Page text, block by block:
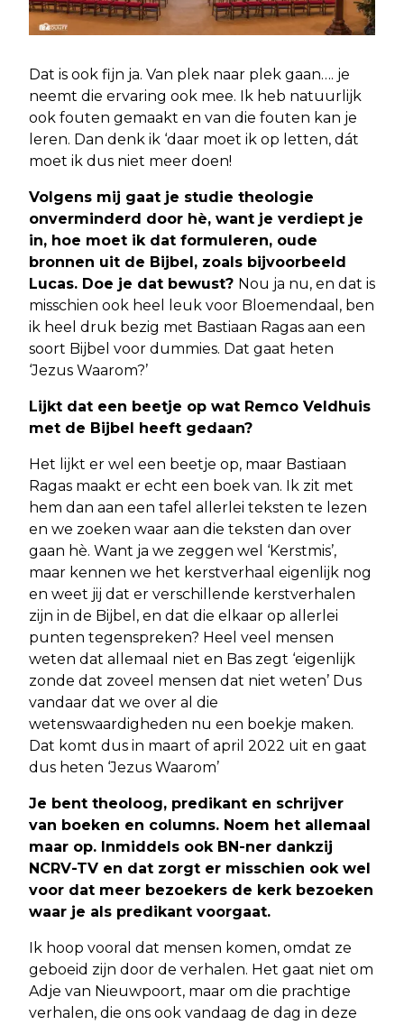
Dat is ook fijn ja. Van plek naar plek gaan…. je
neemt die ervaring ook mee. Ik heb natuurlijk
ook fouten gemaakt en van die fouten kan je
leren. Dan denk ik ‘daar moet ik op letten, dát
moet ik dus niet meer doen!
Volgens mij gaat je studie theologie
onverminderd door hè, want je verdiept je
in, hoe moet ik dat formuleren, oude
bronnen uit de Bijbel, zoals bijvoorbeeld
Lucas. Doe je dat bewust? Nou ja nu, en dat is
misschien ook heel leuk voor Bloemendaal, ben
ik heel druk bezig met Bastiaan Ragas aan een
soort Bijbel voor dummies. Dat gaat heten
‘Jezus Waarom?’
Lijkt dat een beetje op wat Remco Veldhuis
met de Bijbel heeft gedaan?
Het lijkt er wel een beetje op, maar Bastiaan
Ragas maakt er echt een boek van. Ik zit met
hem dan aan een tafel allerlei teksten te lezen
en we zoeken waar aan die teksten dan over
gaan hè. Want ja we zeggen wel ‘Kerstmis’,
maar kennen we het kerstverhaal eigenlijk nog
en weet jij dat er verschillende kerstverhalen
zijn in de Bijbel, en dat die elkaar op allerlei
punten tegenspreken? Heel veel mensen
weten dat allemaal niet en Bas zegt ‘eigenlijk
zonde dat zoveel mensen dat niet weten’ Dus
vandaar dat we over al die
wetenswaardigheden nu een boekje maken.
Dat komt dus in maart of april 2022 uit en gaat
dus heten ‘Jezus Waarom’
Je bent theoloog, predikant en schrijver
van boeken en columns. Noem het allemaal
maar op. Inmiddels ook BN-ner dankzij
NCRV-TV en dat zorgt er misschien ook wel
voor dat meer bezoekers de kerk bezoeken
waar je als predikant voorgaat.
Ik hoop vooral dat mensen komen, omdat ze
geboeid zijn door de verhalen. Het gaat niet om
Adje van Nieuwpoort, maar om die prachtige
verhalen, die ons ook vandaag de dag in deze